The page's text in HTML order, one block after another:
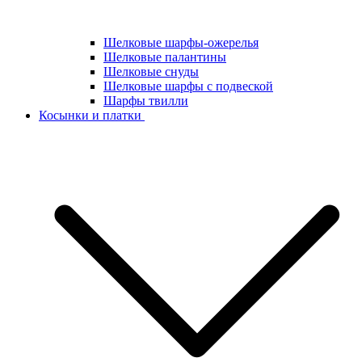
Шелковые шарфы-ожерелья
Шелковые палантины
Шелковые снуды
Шелковые шарфы с подвеской
Шарфы твилли
Косынки и платки